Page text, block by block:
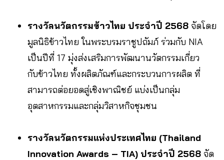
รางวัลนวัตกรรมข้าวไทย ประจำปี 2568 จัดโดย
มูลนิธิข้าวไทย ในพระบรมราชูปถัมภ์ ร่วมกับ NIA
เป็นปีที่ 17 มุ่งส่งเสริมการพัฒนานวัตกรรมเกี่ยว
กับข้าวไทย ทั้งผลิตภัณฑ์และกระบวนการผลิต ที่
สามารถต่อยอดสู่เชิงพาณิชย์ แบ่งเป็นกลุ่ม
อุตสาหกรรมและกลุ่มวิสาหกิจชุมชน
รางวัลนวัตกรรมแห่งประเทศไทย (Thailand
Innovation Awards – TIA) ประจำปี 2568 จัด